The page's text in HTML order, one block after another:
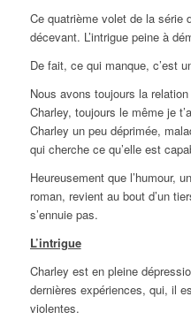
Ce quatrième volet de la série
décevant. L’intrigue peine à
De fait, ce qui manque, c’est
Nous avons toujours la
Charley, toujours le même je
Charley un peu déprimée,
qui cherche ce qu’elle est
Heureusement que l’humour,
roman, revient au bout d’un
s’ennuie pas.
L’intrigue
Charley est en pleine
dernières expériences, qui, il
violentes.